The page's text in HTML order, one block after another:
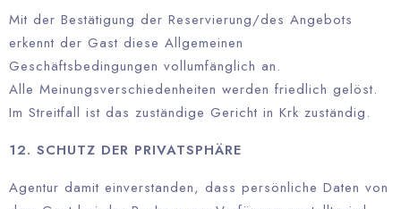
Mit der Bestätigung der Reservierung/des Angebots
erkennt der Gast diese Allgemeinen
Geschäftsbedingungen vollumfänglich an.
Alle Meinungsverschiedenheiten werden friedlich gelöst.
Im Streitfall ist das zuständige Gericht in Krk zuständig.
12. SCHUTZ DER PRIVATSPHÄRE
Agentur damit einverstanden, dass persönliche Daten von